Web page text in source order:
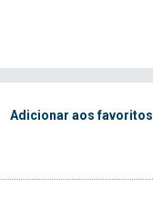
Adicionar aos favoritos